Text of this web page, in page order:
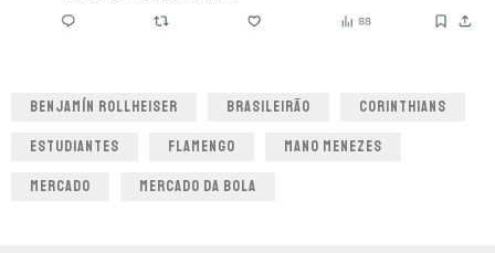
BENJAMÍN ROLLHEISER BRASILEIRÃO CORINTHIANS
ESTUDIANTES FLAMENGO MANO MENEZES
MERCADO MERCADO DA BOLA